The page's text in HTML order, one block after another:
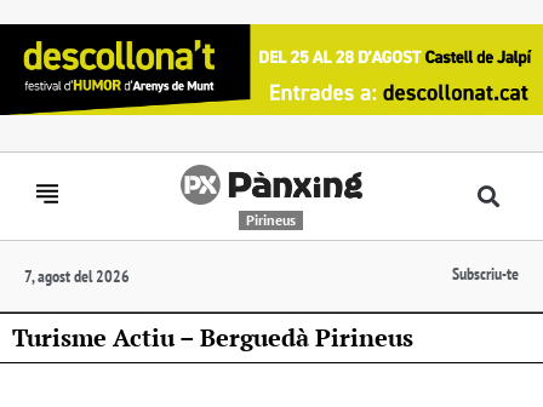
Pirineus
7, agost del 2026 Subscriu-te
Turisme Actiu – Berguedà Pirineus